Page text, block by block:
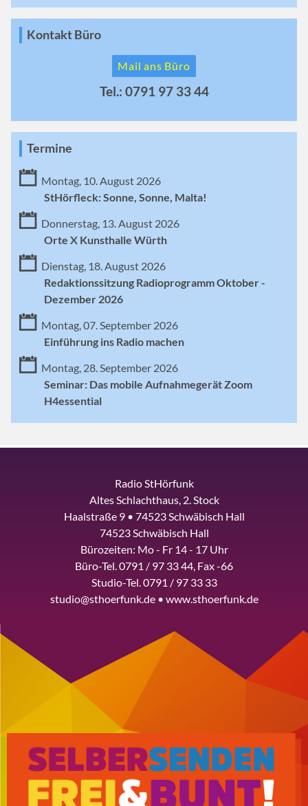
Kontakt Büro
Mail ans Büro
Tel.: 0791 97 33 44
Termine
Montag, 10. August 2026
StHörfleck: Sonne, Sonne, Malta!
Donnerstag, 13. August 2026
Orte X Kunsthalle Würth
Dienstag, 18. August 2026
Redaktionssitzung Radioprogramm Oktober -
Dezember 2026
Montag, 07. September 2026
Einführung ins Radio machen
Montag, 28. September 2026
Seminar: Das mobile Aufnahmegerät Zoom
H4essential
Radio StHörfunk
Altes Schlachthaus, 2. Stock
Haalstraße 9 • 74523 Schwäbisch Hall
74523 Schwäbisch Hall
Bürozeiten: Mo - Fr 14 - 17 Uhr
Büro-Tel. 0791 / 97 33 44, Fax -66
Studio-Tel. 0791 / 97 33 33
studio@sthoerfunk.de • www.sthoerfunk.de